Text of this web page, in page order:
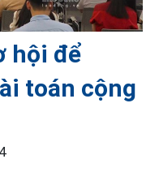
hội để
toán cộng